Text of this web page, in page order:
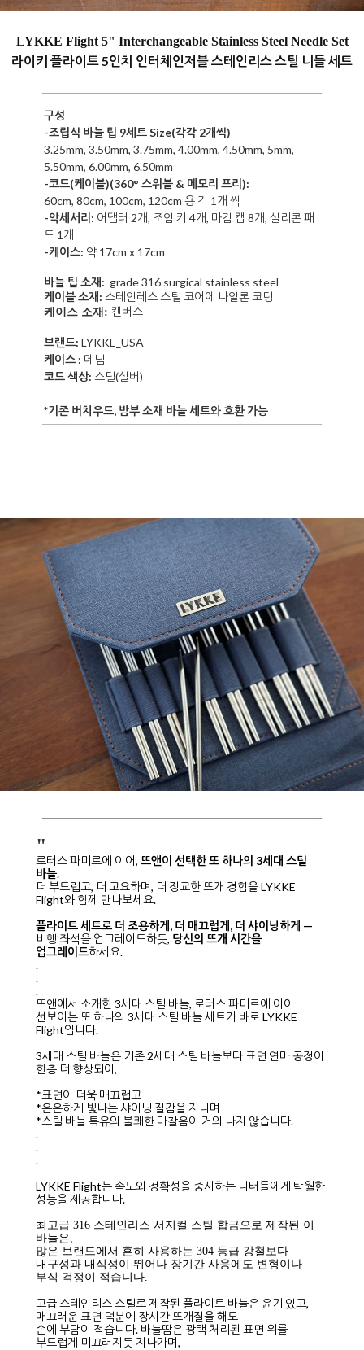
LYKKE Flight5" Interchangeable Stainless Steel Needle Set
라이키 플라이트 5인치 인터체인저블 스테인리스 스틸 니들 세트
구성
-조립식 바늘 팁 9세트 Size(각각 2개씩)
3.25mm, 3.50mm, 3.75mm, 4.00mm, 4.50mm, 5mm,
5.50mm, 6.00mm, 6.50mm
-코드(케이블)(360° 스위블 & 메모리 프리):
60cm, 80cm, 100cm, 120cm 용 각 1개 씩
-악세서리: 어댑터 2개, 조임 키 4개, 마감 캡 8개, 실리콘 패
드 1개
-케이스: 약 17cm x 17cm
바늘 팁 소재: grade316 surgical stainless steel
케이블 소재: 스테인레스 스틸 코어에 나일론 코팅
케이스 소재: 캔버스
브랜드: LYKKE_USA
케이스 : 데님
코드 색상: 스틸(실버)
*기존 버치우드, 밤부 소재 바늘 세트와 호환 가능
"
로터스 파미르에 이어, 뜨앤이 선택한 또 하나의 3세대 스틸
바늘.
더 부드럽고, 더 고요하며, 더 정교한 뜨개 경험을 LYKKE
Flight와 함께 만나보세요.
플라이트 세트로 더 조용하게, 더 매끄럽게, 더 샤이닝하게 —
비행 좌석을 업그레이드하듯, 당신의 뜨개 시간을
업그레이드하세요.
.
.
.
뜨앤에서 소개한 3세대 스틸 바늘, 로터스 파미르에 이어
선보이는 또 하나의 3세대 스틸 바늘 세트가 바로 LYKKE
Flight입니다.
3세대 스틸 바늘은 기존 2세대 스틸 바늘보다 표면 연마 공정이
한층 더 향상되어,
*표면이 더욱 매끄럽고
*은은하게 빛나는 샤이닝 질감을 지니며
*스틸 바늘 특유의 불쾌한 마찰음이 거의 나지 않습니다.
.
.
.
LYKKE Flight는 속도와 정확성을 중시하는 니터들에게 탁월한
성능을 제공합니다.
최고급 316 스테인리스 서지컬 스틸 합금으로 제작된 이
바늘은,
많은 브랜드에서 흔히 사용하는 304 등급 강철보다
내구성과 내식성이 뛰어나 장기간 사용에도 변형이나
부식 걱정이 적습니다.
고급 스테인리스 스틸로 제작된 플라이트 바늘은 윤기 있고,
매끄러운 표면 덕분에 장시간 뜨개질을 해도
손에 부담이 적습니다. 바늘땀은 광택 처리된 표면 위를
부드럽게 미끄러지듯 지나가며,